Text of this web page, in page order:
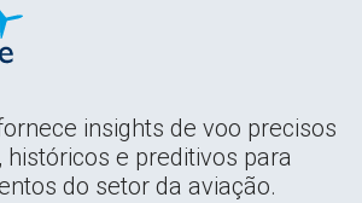
insights de voo precisos
e preditivos para
do setor da aviação.